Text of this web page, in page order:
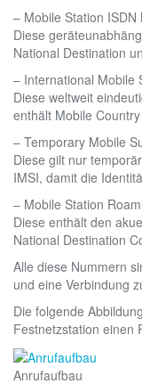
– Mobile Station ISDN
Diese
National Destination
– International Mobile
Diese weltweit
enthält Mobile
– Temporary Mobile
Diese gilt nur
IMSI, damit die
– Mobile Station
Diese enthält den
National Destination
Alle diese Nummern
und eine Verbindung
Die folgende
Festnetzstation einen
Anrufaufbau